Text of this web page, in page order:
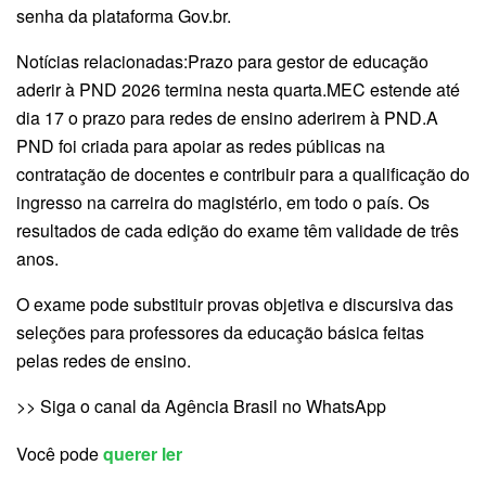
senha da plataforma Gov.br.
Notícias relacionadas:Prazo para gestor de educação
aderir à PND 2026 termina nesta quarta.MEC estende até
dia 17 o prazo para redes de ensino aderirem à PND.A
PND foi criada para apoiar as redes públicas na
contratação de docentes e contribuir para a qualificação do
ingresso na carreira do magistério, em todo o país. Os
resultados de cada edição do exame têm validade de três
anos.
O exame pode substituir provas objetiva e discursiva das
seleções para professores da educação básica feitas
pelas redes de ensino.
>> Siga o canal da Agência Brasil no WhatsApp
Você podequerer ler